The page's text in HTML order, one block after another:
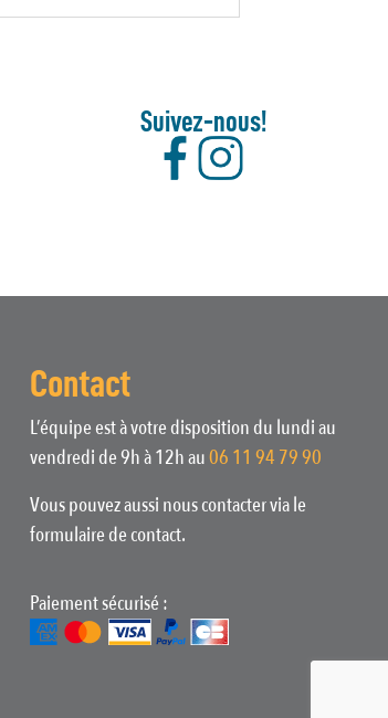
Suivez-nous!
Contact
L’équipe est à votre disposition du lundi au
vendredi de 9h à 12h au06 11 94 79 90
Vous pouvez aussi nous contacter via le
formulaire de contact.
Paiement sécurisé :